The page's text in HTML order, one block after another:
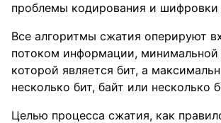
проблемы кодирования и
Все алгоритмы сжатия оперируют
потоком информации, минимальной
которой является бит, а
несколько бит, байт или несколько
Целью процесса сжатия, как